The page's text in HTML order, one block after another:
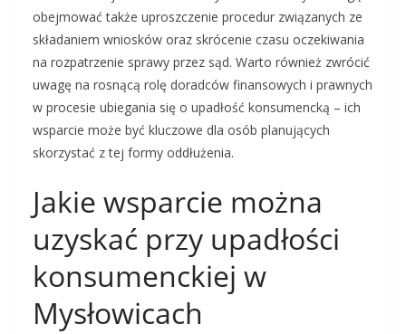
obejmować także uproszczenie procedur związanych ze
składaniem wniosków oraz skrócenie czasu oczekiwania
na rozpatrzenie sprawy przez sąd. Warto również zwrócić
uwagę na rosnącą rolę doradców finansowych i prawnych
w procesie ubiegania się o upadłość konsumencką – ich
wsparcie może być kluczowe dla osób planujących
skorzystać z tej formy oddłużenia.
Jakie wsparcie można
uzyskać przy upadłości
konsumenckiej w
Mysłowicach